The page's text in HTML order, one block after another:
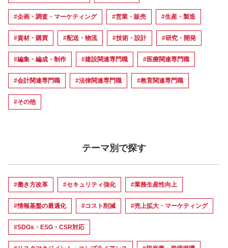
#企画・調査・マーケティング #営業・販売 #生産・製造
#資材・購買 #配送・物流 #技術・設計 #研究・開発
#編集・編成・制作 #建設関連専門職 #医療関連専門職
#会計関連専門職 #法律関連専門職 #教育関連専門職
#その他
テーマ別で探す
#働き方改革 #セキュリティ強化 #業務生産性向上
#情報基盤の最適化 #コスト削減 #売上拡大・マーケティング
#SDGs・ESG・CSR対応